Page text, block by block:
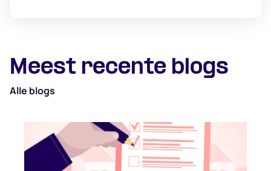
Meest recente blogs
Alle blogs